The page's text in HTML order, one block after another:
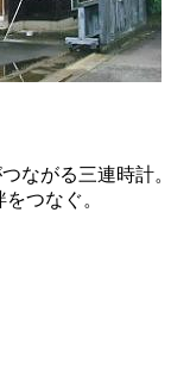
ながる三連時計。
つなぐ。